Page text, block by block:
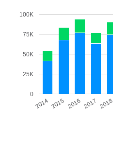
2018
2017
2016
2015
2014
0
25K
50K
75K
100K